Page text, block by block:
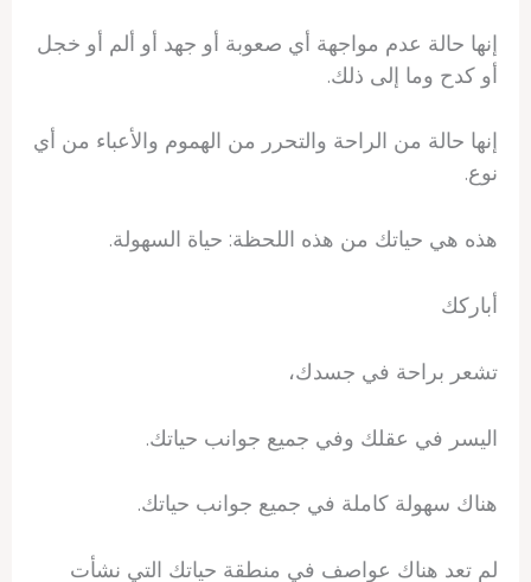
إنها حالة عدم مواجهة أي صعوبة أو جهد أو ألم أو خجل
أو كدح وما إلى ذلك.
إنها حالة من الراحة والتحرر من الهموم والأعباء من أي
نوع.
هذه هي حياتك من هذه اللحظة: حياة السهولة.
أباركك
تشعر براحة في جسدك،
اليسر في عقلك وفي جميع جوانب حياتك.
هناك سهولة كاملة في جميع جوانب حياتك.
لم تعد هناك عواصف في منطقة حياتك التي نشأت